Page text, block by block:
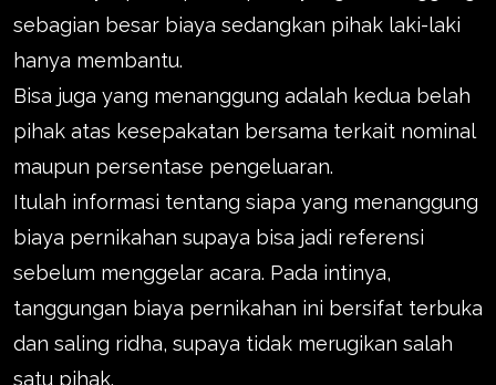
sebagian besar biaya sedangkan pihak laki-laki
hanya membantu.
Bisa juga yang menanggung adalah kedua belah
pihak atas kesepakatan bersama terkait nominal
maupun persentase pengeluaran.
Itulah informasi tentang siapa yang menanggung
biaya pernikahan supaya bisa jadi referensi
sebelum menggelar acara. Pada intinya,
tanggungan biaya pernikahan ini bersifat terbuka
dan saling ridha, supaya tidak merugikan salah
satu pihak.